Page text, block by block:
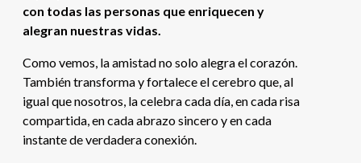
con todas las personas que enriquecen y
alegran nuestras vidas.
Como vemos, la amistad no solo alegra el corazón.
También transforma y fortalece el cerebro que, al
igual que nosotros, la celebra cada día, en cada risa
compartida, en cada abrazo sincero y en cada
instante de verdadera conexión.